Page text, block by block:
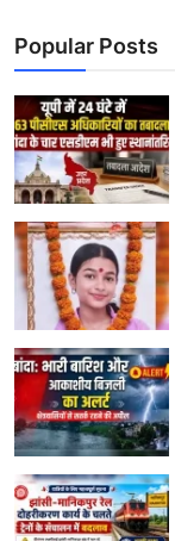
Popular Posts